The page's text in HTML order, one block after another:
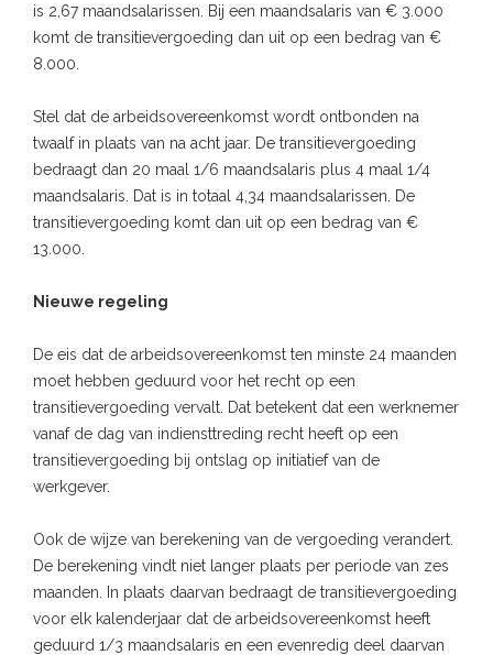
is 2,67 maandsalarissen. Bij een maandsalaris van € 3.000
komt de transitievergoeding dan uit op een bedrag van €
8.000.
Stel dat de arbeidsovereenkomst wordt ontbonden na
twaalf in plaats van na acht jaar. De transitievergoeding
bedraagt dan 20 maal 1/6 maandsalaris plus 4 maal 1/4
maandsalaris. Dat is in totaal 4,34 maandsalarissen. De
transitievergoeding komt dan uit op een bedrag van €
13.000.
Nieuwe regeling
De eis dat de arbeidsovereenkomst ten minste 24 maanden
moet hebben geduurd voor het recht op een
transitievergoeding vervalt. Dat betekent dat een werknemer
vanaf de dag van indiensttreding recht heeft op een
transitievergoeding bij ontslag op initiatief van de
werkgever.
Ook de wijze van berekening van de vergoeding verandert.
De berekening vindt niet langer plaats per periode van zes
maanden. In plaats daarvan bedraagt de transitievergoeding
voor elk kalenderjaar dat de arbeidsovereenkomst heeft
geduurd 1/3 maandsalaris en een evenredig deel daarvan